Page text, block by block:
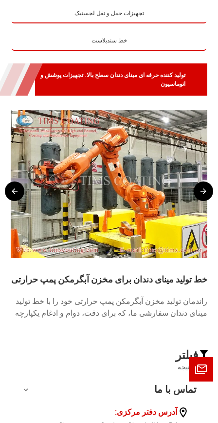
تجهیزات حمل و نقل لجستیک
خط سندبلاست
تولید کننده حرفه ای مینای دندان سطح بالا. تجهیزات پوشش و
اتوماسیون
خط تولید مینای دندان برای مخزن آبگرمکن پمپ حرارتی
راندمان تولید مخزن آبگرمکن پمپ حرارتی خود را با خط تولید
مینای دندان سفارشی ما، که برای دقت، دوام و ادغام یکپارچه
فیلتر
0 نتیجه
تماس با ما
آدرس دفتر مرکزی: